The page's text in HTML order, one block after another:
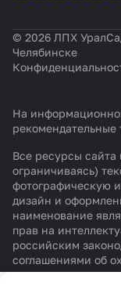
© 2026 ЛПХ
Челябинске
На
рекомендательные
Все ресурсы
ограничиваясь)
фотографическую
дизайн и
наименование
прав на
российским
соглашениями об